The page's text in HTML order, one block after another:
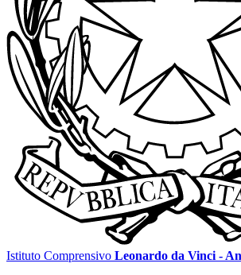
Istituto Comprensivo Leonardo da Vinci -